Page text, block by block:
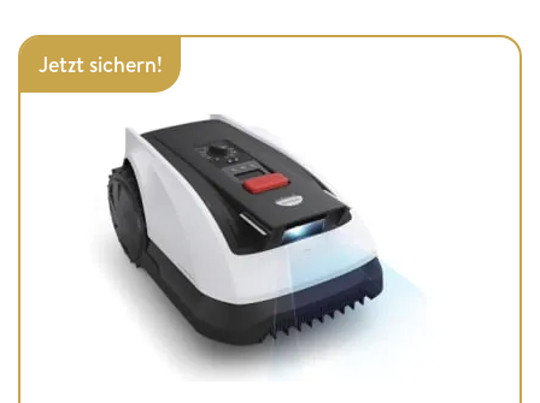
Jetzt sichern!